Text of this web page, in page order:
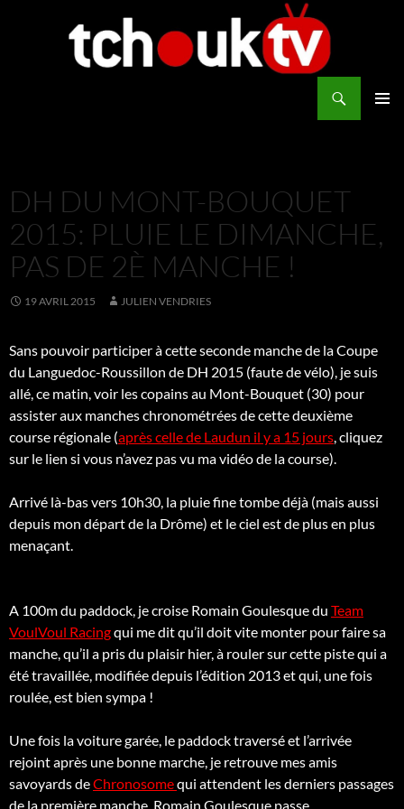
DH DU MONT-BOUQUET
2015: PLUIE LE DIMANCHE,
PAS DE 2È MANCHE !
19 AVRIL 2015 JULIEN VENDRIES
Sans pouvoir participer à cette seconde manche de la Coupe
du Languedoc-Roussillon de DH 2015 (faute de vélo), je suis
allé, ce matin, voir les copains au Mont-Bouquet (30) pour
assister aux manches chronométrées de cette deuxième
course régionale (après celle de Laudun il y a 15 jours, cliquez
sur le lien si vous n’avez pas vu ma vidéo de la course).
Arrivé là-bas vers 10h30, la pluie fine tombe déjà (mais aussi
depuis mon départ de la Drôme) et le ciel est de plus en plus
menaçant.
A 100m du paddock, je croise Romain Goulesque du Team
VoulVoul Racingqui me dit qu’il doit vite monter pour faire sa
manche, qu’il a pris du plaisir hier, à rouler sur cette piste qui a
été travaillée, modifiée depuis l’édition 2013 et qui, une fois
roulée, est bien sympa !
Une fois la voiture garée, le paddock traversé et l’arrivée
rejoint après une bonne marche, je retrouve mes amis
savoyards deChronosomequi attendent les derniers passages
de la première manche. Romain Goulesque passe